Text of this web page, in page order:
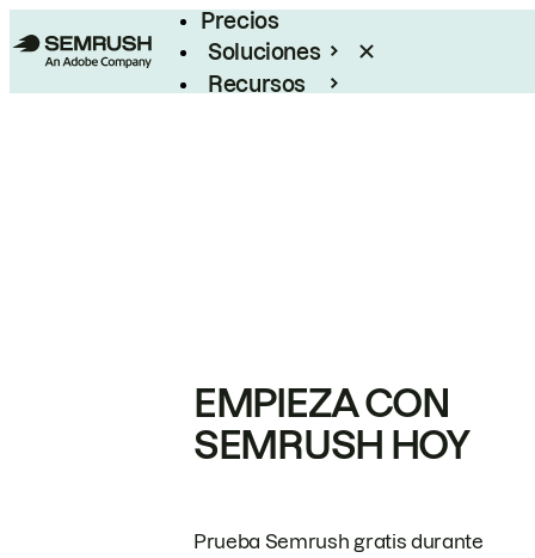
Precios
Soluciones
Recursos
EMPIEZA CON
SEMRUSH HOY
Prueba Semrush gratis durante